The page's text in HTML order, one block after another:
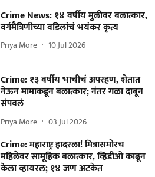
Crime News: १४ वर्षीय मुलीवर बलात्कार,
वर्गमैत्रिणीच्या वडिलांचं भयंकर कृत्य
Priya More 10 Jul 2026
Crime: १३ वर्षीय भाचीचं अपरहण, शेतात
नेऊन मामाकडून बलात्कार; नंतर गळा दाबून
संपवलं
Priya More 03 Jul 2026
Crime: महाराष्ट्र हादरला! मित्रासमोरच
महिलेवर सामूहिक बलात्कार, व्हिडीओ काढून
केला व्हायरल; १४ जण अटकेत